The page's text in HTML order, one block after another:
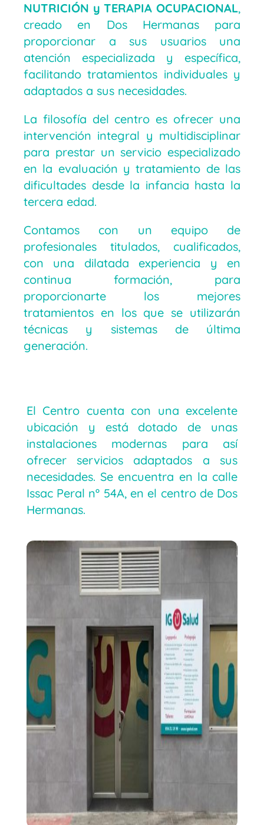
NUTRICIÓN y TERAPIA OCUPACIONAL,
creado en Dos Hermanas para
proporcionar a sus usuarios una
atención especializada y específica,
facilitando tratamientos individuales y
adaptados a sus necesidades.
La filosofía del centro es ofrecer una
intervención integral y multidisciplinar
para prestar un servicio especializado
en la evaluación y tratamiento de las
dificultades desde la infancia hasta la
tercera edad.
Contamos con un equipo de
profesionales titulados, cualificados,
con una dilatada experiencia y en
continua formación, para
proporcionarte los mejores
tratamientos en los que se utilizarán
técnicas y sistemas de última
generación.
El Centro cuenta con una excelente
ubicación y está dotado de unas
instalaciones modernas para así
ofrecer servicios adaptados a sus
necesidades. Se encuentra en la calle
Issac Peral nº 54A, en el centro de Dos
Hermanas.